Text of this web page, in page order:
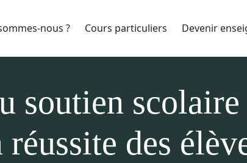
nous ? Cours particuliers Devenir
soutien
réussite des